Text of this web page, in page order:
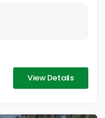
View Details